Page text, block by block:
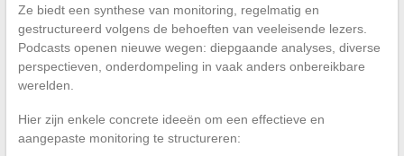
Ze biedt een synthese van monitoring, regelmatig en
gestructureerd volgens de behoeften van veeleisende lezers.
Podcasts openen nieuwe wegen: diepgaande analyses, diverse
perspectieven, onderdompeling in vaak anders onbereikbare
werelden.
Hier zijn enkele concrete ideeën om een effectieve en
aangepaste monitoring te structureren: